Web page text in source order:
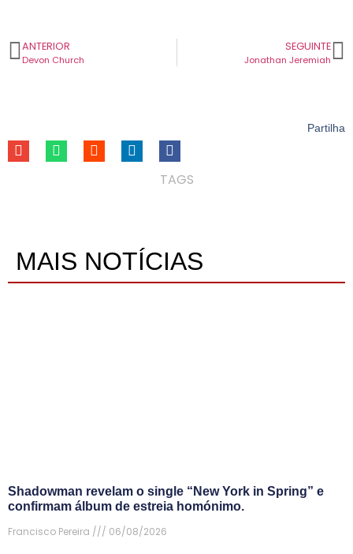
ANTERIOR
Devon Church
SEGUINTE
Jonathan Jeremiah
Partilha
TAGS
MAIS NOTÍCIAS
Shadowman revelam o single “New York in Spring” e
confirmam álbum de estreia homónimo.
Francisco Pereira
06/08/2026